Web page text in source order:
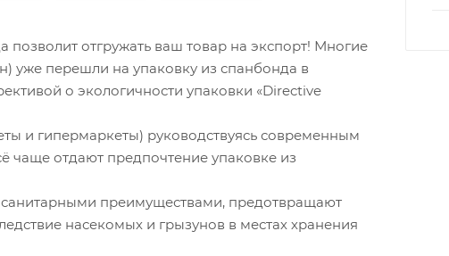
отгружать ваш товар на экспорт! Многие
уже перешли на упаковку из спанбонда в
о экологичности упаковки «Directive
и гипермаркеты) руководствуясь современным
чаще отдают предпочтение упаковке из
преимуществами, предотвращают
насекомых и грызунов в местах хранения